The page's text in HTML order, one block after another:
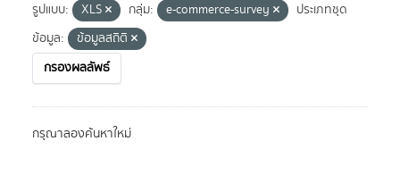
รูปแบบ: XLS กลุ่ม: e-commerce-survey
ประเภทชุด
ข้อมูล:
ข้อมูลสถิติ
กรองผลลัพธ์
กรุณาลองค้นหาใหม่